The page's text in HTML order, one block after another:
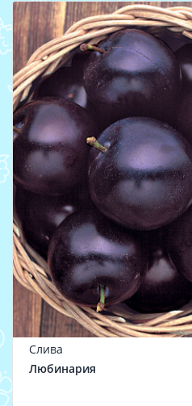
Слива
Любинария